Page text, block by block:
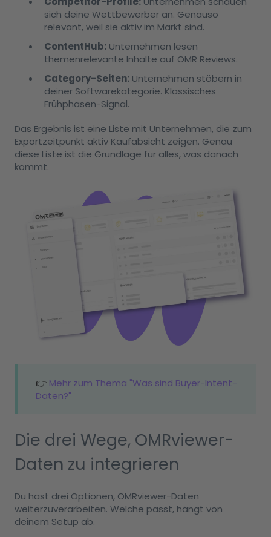
sich deine Wettbewerber an. Genauso
relevant, weil sie aktiv im Markt sind.
ContentHub: Unternehmen lesen
themenrelevante Inhalte auf OMR Reviews.
Category-Seiten: Unternehmen stöbern in
deiner Softwarekategorie. Klassisches
Frühphasen-Signal.
Das Ergebnis ist eine Liste mit Unternehmen, die zum
Exportzeitpunkt aktiv Kaufabsicht zeigen. Genau
diese Liste ist die Grundlage für alles, was danach
kommt.
👉 Mehr zum Thema "Was sind Buyer-Intent-
Daten?"
Die drei Wege, OMRviewer-
Daten zu integrieren
Du hast drei Optionen, OMRviewer-Daten
weiterzuverarbeiten. Welche passt, hängt von
deinem Setup ab.